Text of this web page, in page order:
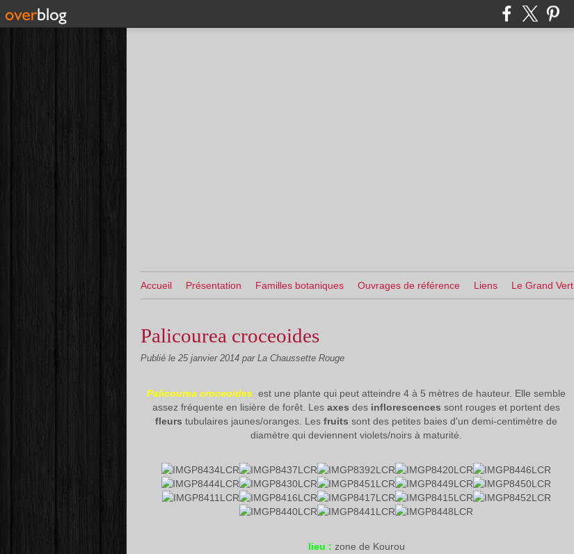
Accueil Présentation Familles botaniques Ouvrages de référence Liens Le Grand Vert
Palicourea croceoides
Publié le 25 janvier 2014 par La Chaussette Rouge
Palicourea croceoides est une plante qui peut atteindre 4 à 5 mètres de hauteur. Elle semble
assez fréquente en lisière de forêt. Les axes des inflorescences sont rouges et portent des
fleurs tubulaires jaunes/oranges. Les fruits sont des petites baies d'un demi-centimètre de
diamètre qui deviennent violets/noirs à maturité.
lieu : zone de Kourou